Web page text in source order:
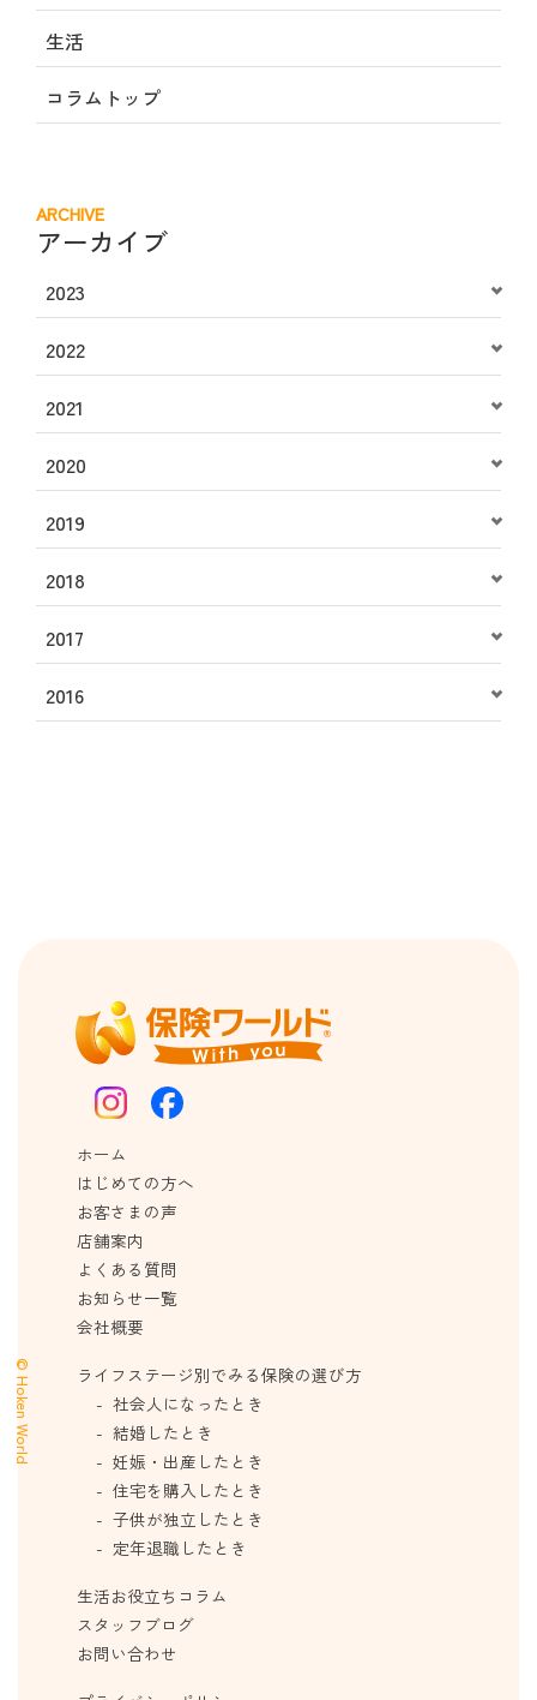
生活
コラムトップ
ARCHIVE
アーカイブ
2023
2022
2021
2020
2019
2018
2017
2016
ホーム
はじめての方へ
お客さまの声
店舗案内
よくある質問
お知らせ一覧
会社概要
ライフステージ別でみる保険の選び方
社会人になったとき
結婚したとき
妊娠・出産したとき
住宅を購入したとき
子供が独立したとき
定年退職したとき
生活お役立ちコラム
スタッフブログ
お問い合わせ
© Hoken World